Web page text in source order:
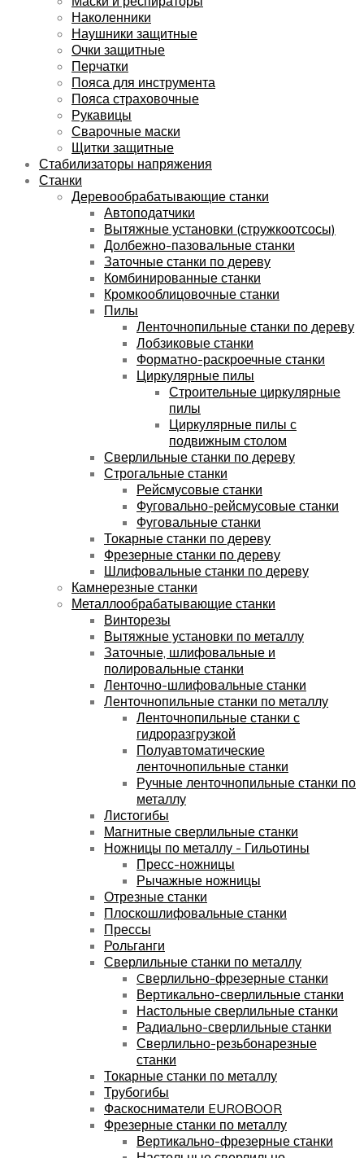
Наколенники
Наушники защитные
Очки защитные
Перчатки
Пояса для инструмента
Пояса страховочные
Рукавицы
Сварочные маски
Щитки защитные
Стабилизаторы напряжения
Станки
Деревообрабатывающие станки
Автоподатчики
Вытяжные установки (стружкоотсосы)
Долбежно-пазовальные станки
Заточные станки по дереву
Комбинированные станки
Кромкооблицовочные станки
Пилы
Ленточнопильные станки по дереву
Лобзиковые станки
Форматно-раскроечные станки
Циркулярные пилы
Строительные циркулярные
пилы
Циркулярные пилы с
подвижным столом
Сверлильные станки по дереву
Строгальные станки
Рейсмусовые станки
Фуговально-рейсмусовые станки
Фуговальные станки
Токарные станки по дереву
Фрезерные станки по дереву
Шлифовальные станки по дереву
Камнерезные станки
Металлообрабатывающие станки
Винторезы
Вытяжные установки по металлу
Заточные, шлифовальные и
полировальные станки
Ленточно-шлифовальные станки
Ленточнопильные станки по металлу
Ленточнопильные станки с
гидроразгрузкой
Полуавтоматические
ленточнопильные станки
Ручные ленточнопильные станки по
металлу
Листогибы
Магнитные сверлильные станки
Ножницы по металлу - Гильотины
Пресс-ножницы
Рычажные ножницы
Отрезные станки
Плоскошлифовальные станки
Прессы
Рольганги
Сверлильные станки по металлу
Cверлильно-фрезерные станки
Вертикально-сверлильные станки
Настольные сверлильные станки
Радиально-сверлильные станки
Сверлильно-резьбонарезные
станки
Токарные станки по металлу
Трубогибы
Фаскосниматели EUROBOOR
Фрезерные станки по металлу
Вертикально-фрезерные станки